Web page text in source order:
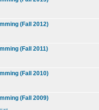
(Fall 2012)
(Fall 2011)
(Fall 2010)
(Fall 2009)